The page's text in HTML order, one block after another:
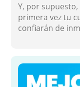
Y, por
primera vez tu
confiarán de